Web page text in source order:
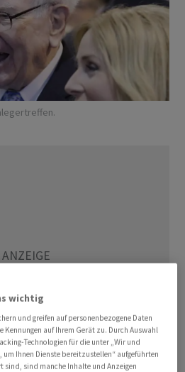
wichtig
und greifen auf personenbezogene Daten
auf Ihrem Gerät zu. Durch Auswahl
Technologien für die unter „Wir und
um Ihnen Dienste bereitzustellen“ aufgeführten
sind, sind manche Inhalte und Anzeigen